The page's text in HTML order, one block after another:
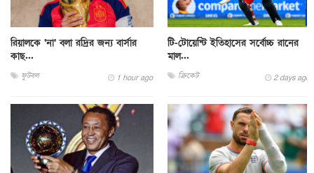
রিয়ালকে ‘না’ বলা রদ্রির জন্য বার্সার
কাছ...
ফুটবল 1 hour ago
টি-টোয়েন্টি ইতিহাসের সর্বোচ্চ রানের
মাল...
ক্রিকেট 2 days ago